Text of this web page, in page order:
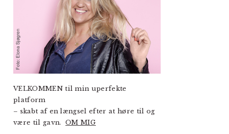
VELKOMMEN til min uperfekte
platform
– skabt af en længsel efter at høre til og
være til gavn.OM MIG